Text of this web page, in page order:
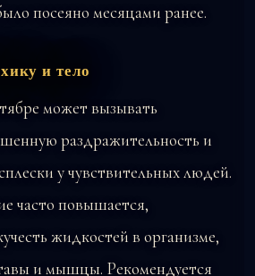
посеяно месяцами ранее.
и тело
может вызывать
раздражительность и
у чувствительных людей.
часто повышается,
жидкостей в организме,
и мышцы. Рекомендуется